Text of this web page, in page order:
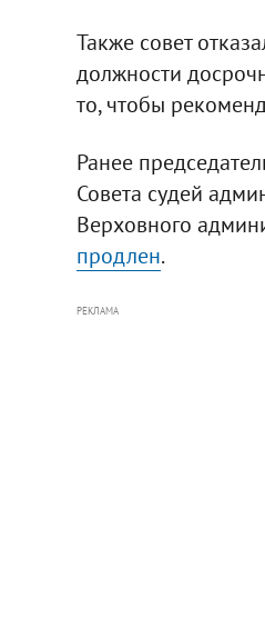
Также совет
должности
то, чтобы
Ранее
Совета судей
Верховного
продлен.
РЕКЛАМА